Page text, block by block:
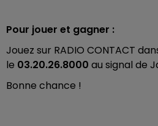
Pour jouer et gagner :
Jouez sur RADIO CONTACT
le 03.20.26.8000 au signal de
Bonne chance !